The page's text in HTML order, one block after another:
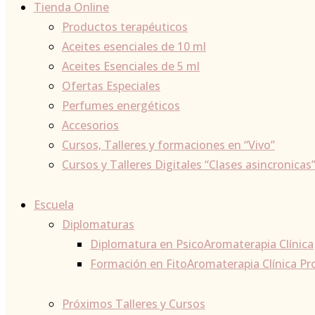
Tienda Online
Productos terapéuticos
Aceites esenciales de 10 ml
Aceites Esenciales de 5 ml
Ofertas Especiales
Perfumes energéticos
Accesorios
Cursos, Talleres y formaciones en “Vivo”
Cursos y Talleres Digitales “Clases asincronicas”
Escuela
Diplomaturas
Diplomatura en PsicoAromaterapia Clínica
Formación en FitoAromaterapia Clínica
Próximos Talleres y Cursos